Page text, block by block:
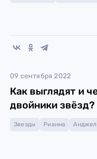
09 сентября 2022
Как выглядят и
двойники звёзд?
Звезды Рианна